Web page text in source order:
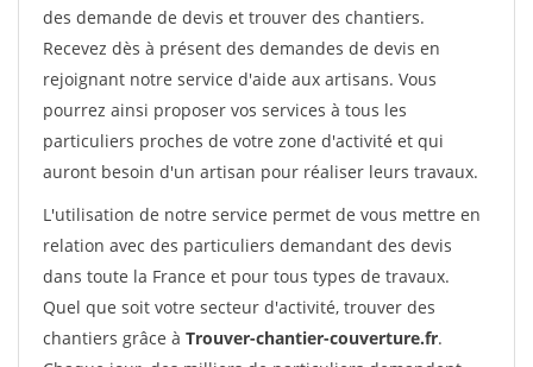
des demande de devis et trouver des chantiers.
Recevez dès à présent des demandes de devis en
rejoignant notre service d'aide aux artisans. Vous
pourrez ainsi proposer vos services à tous les
particuliers proches de votre zone d'activité et qui
auront besoin d'un artisan pour réaliser leurs travaux.
L'utilisation de notre service permet de vous mettre en
relation avec des particuliers demandant des devis
dans toute la France et pour tous types de travaux.
Quel que soit votre secteur d'activité, trouver des
chantiers grâce à Trouver-chantier-couverture.fr.